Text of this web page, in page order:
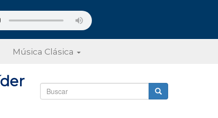
Música Clásica
Formulario